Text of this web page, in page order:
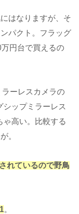
はなりますが、そ
パクト。フラッグ
円台で買えるの
ーレスカメラの
ップミラーレス
ゃ高い。比較する
。
れているので野鳥
。